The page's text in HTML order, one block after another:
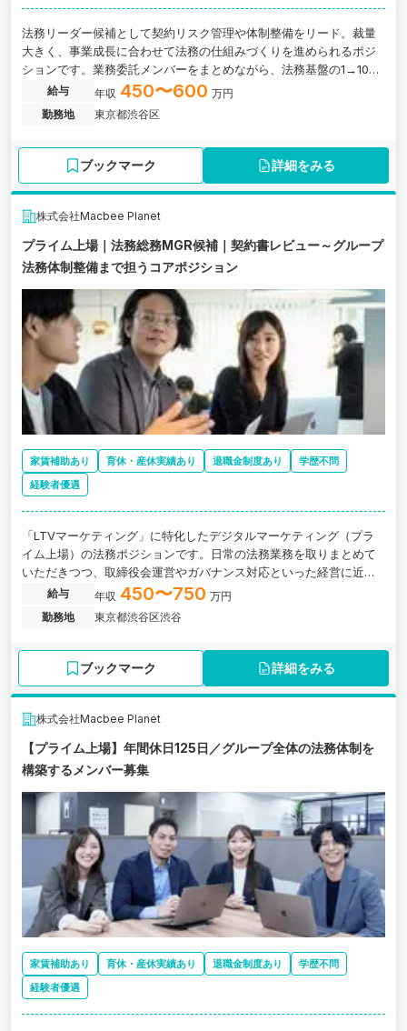
法務リーダー候補として契約リスク管理や体制整備をリード。裁量
大きく、事業成長に合わせて法務の仕組みづくりを進められるポジ
ションです。業務委託メンバーをまとめながら、法務基盤の1→10に
挑戦できます。
給与 年収 450〜600 万円
勤務地
東京都渋谷区
ブックマーク 詳細をみる
株式会社Macbee Planet
プライム上場｜法務総務MGR候補｜契約書レビュー～グループ
法務体制整備まで担うコアポジション
家賃補助あり 育休・産休実績あり 退職金制度あり
学歴不問
経験者優遇
「LTVマーケティング」に特化したデジタルマーケティング（プラ
イム上場）の法務ポジションです。日常の法務業務を取りまとめて
いただきつつ、取締役会運営やガバナンス対応といった経営に近い
業務も幅広くお任せします。
給与 年収 450〜750 万円
勤務地
東京都渋谷区渋谷
ブックマーク 詳細をみる
株式会社Macbee Planet
【プライム上場】年間休日125日／グループ全体の法務体制を
構築するメンバー募集
家賃補助あり 育休・産休実績あり 退職金制度あり
学歴不問
経験者優遇